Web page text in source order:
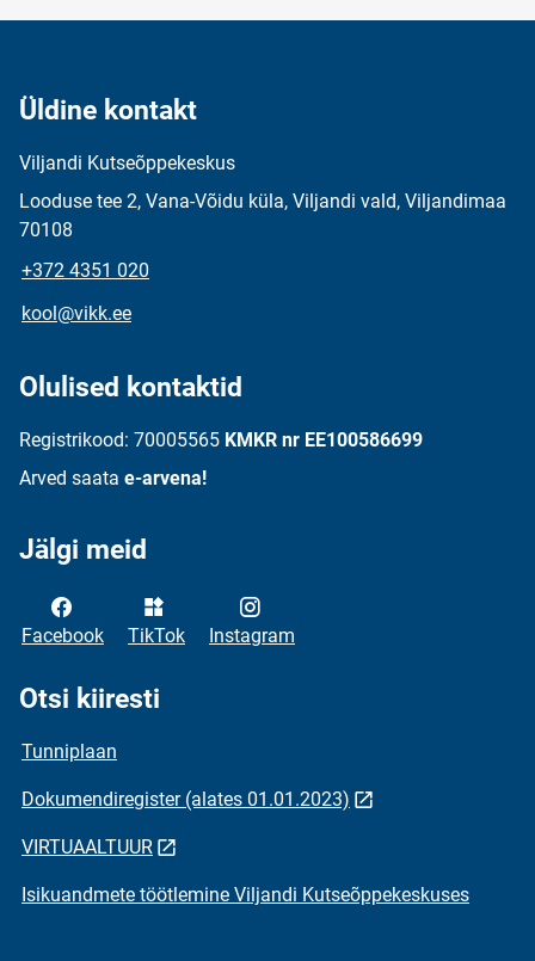
Üldine kontakt
Viljandi Kutseõppekeskus
Looduse tee 2, Vana-Võidu küla, Viljandi vald, Viljandimaa
70108
+372 4351 020
kool@vikk.ee
Olulised kontaktid
Registrikood: 70005565 KMKR nr EE100586699
Arved saata e-arvena!
Jälgi meid
Facebook TikTok Instagram
Otsi kiiresti
Tunniplaan
Dokumendiregister (alates 01.01.2023)
VIRTUAALTUUR
Isikuandmete töötlemine Viljandi Kutseõppekeskuses